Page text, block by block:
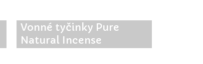
Vonné tyčinky Pure
Natural Incense